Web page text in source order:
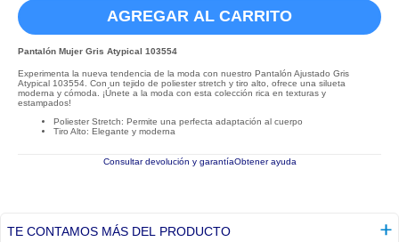
AGREGAR AL CARRITO
Pantalón Mujer Gris Atypical 103554
Experimenta la nueva tendencia de la moda con nuestro Pantalón Ajustado Gris
Atypical 103554. Con un tejido de poliester stretch y tiro alto, ofrece una silueta
moderna y cómoda. ¡Únete a la moda con esta colección rica en texturas y
estampados!
Poliester Stretch: Permite una perfecta adaptación al cuerpo
Tiro Alto: Elegante y moderna
Consultar devolución y garantíaObtener ayuda
TE CONTAMOS MÁS DEL PRODUCTO